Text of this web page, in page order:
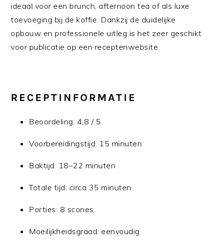
ideaal voor een brunch, afternoon tea of als luxe
toevoeging bij de koffie. Dankzij de duidelijke
opbouw en professionele uitleg is het zeer geschikt
voor publicatie op een receptenwebsite.
RECEPTINFORMATIE
Beoordeling: 4,8 / 5
Voorbereidingstijd: 15 minuten
Baktijd: 18–22 minuten
Totale tijd: circa 35 minuten
Porties: 8 scones
Moeilijkheidsgraad: eenvoudig